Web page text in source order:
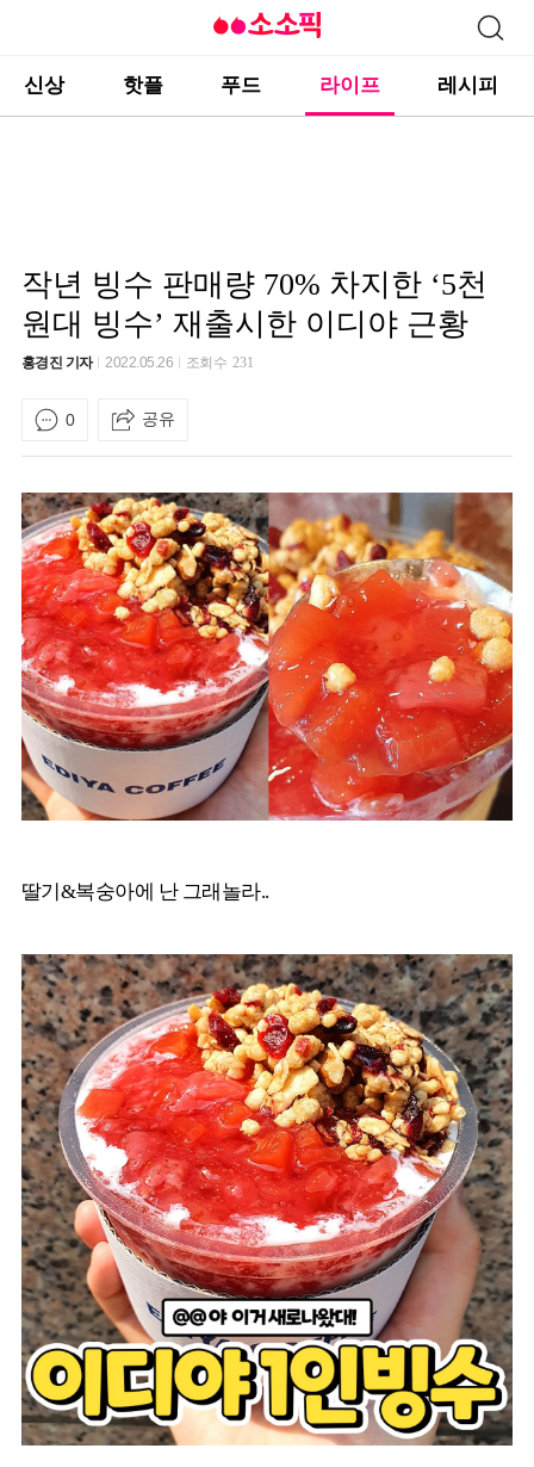
신상 핫플 푸드 라이프 레시피
작년 빙수 판매량 70% 차지한 ‘5천
원대 빙수’ 재출시한 이디야 근황
홍경진 기자 2022.05.26 조회수231
0 공유
딸기&복숭아에 난 그래놀라..